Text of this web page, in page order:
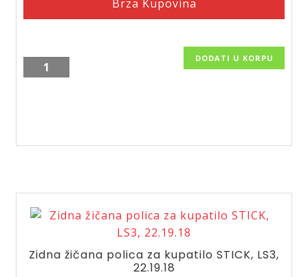
Brza Kupovina
Ugaona
žičana
STICK,
DODATI U KORPU
Zidna žičana polica za kupatilo STICK, LS3,
22.19.18